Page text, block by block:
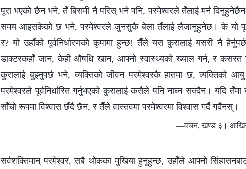
पूरा भएको छैन भने, तँ बिरामी नै परिस् भने पनि, परमेश्‍वरले तँलाई मर्न
समय आइसकेको छ भने, परमेश्‍वरले जुनसुकै बेला तँलाई लैजानुहुनेछ। के यो पूर्ण
र? यो उहाँको पूर्वनिर्धारणको कृपामा हुन्छ! तैँले यस कुरालाई यसरी नै
डाक्टरकहाँ जान, केही औषधि खान, आफ्‍नो स्वास्थ्यको ख्याल गर्न, र
कुरालाई बुझ्‍नुपर्छ भने, व्यक्तिको जीवन परमेश्‍वरकै हातमा छ, व्यक्तिको आयु
परमेश्‍वरले पूर्वनिर्धारित गर्नुभएको कुरालाई कसैले पनि नाघ्‍न सक्दैन। यदि
साँचो रूपमा विश्‍वास छँदै छैन, र तैँले वास्तवमा परमेश्‍वरमा विश्‍वास गर्दै गर्दैनस्।
—वचन, खण्ड ३। आखिरी
सर्वशक्तिमान्‌ परमेश्‍वर, सबै थोकका मुखिया हुनुहुन्छ, उहाँले आफ्नो